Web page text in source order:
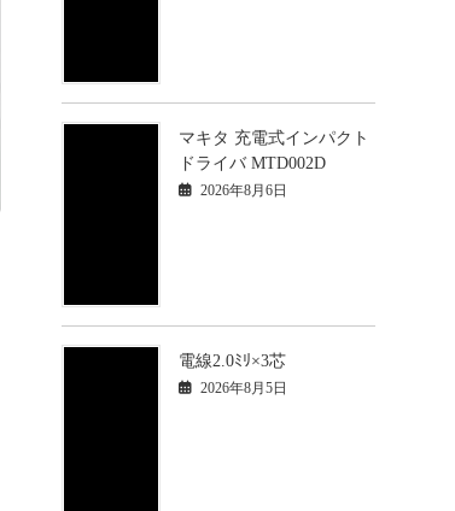
マキタ 充電式インパクト
ドライバ MTD002D
2026年8月6日
電線2.0ﾐﾘ×3芯
2026年8月5日